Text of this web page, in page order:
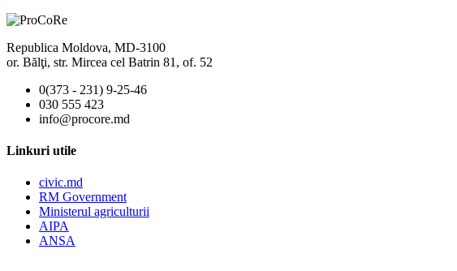
Republica Moldova, MD-3100
or. Bălţi, str. Mircea cel Batrin 81, of. 52
0(373 - 231) 9-25-46
030 555 423
info@procore.md
Linkuri utile
civic.md
RM Government
Ministerul agriculturii
AIPA
ANSA